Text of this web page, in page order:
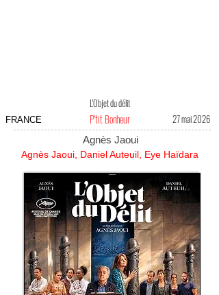
L'Objet du délit
FRANCE P'tit Bonheur 27 mai 2026
Agnès Jaoui
Agnès Jaoui, Daniel Auteuil, Eye Haïdara